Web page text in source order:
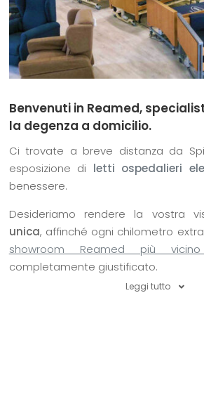
Benvenuti in Reamed,
la degenza a domicilio.
Ci trovate a breve distanza da
esposizione di letti ospedalieri
benessere.
Desideriamo rendere la vostra
unica, affinché ogni chilometro
showroom Reamed più
completamente giustificato.
Leggi tutto